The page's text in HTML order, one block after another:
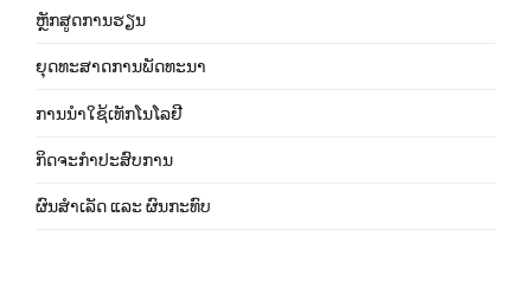
ຫຼັກສູດການຮຽນ
ຍຸດທະສາດການພັດທະນາ
ການນຳໃຊ້ເທັກໂນໂລຢີ
ກິດຈະກຳປະສົບການ
ຜົນສຳເລັດ ແລະ ຜົນກະທົບ